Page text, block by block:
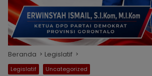
Beranda Legislatif
Legislatif Uncategorized